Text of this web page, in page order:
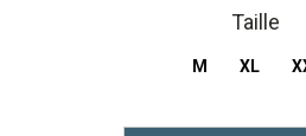
Taille
M XL